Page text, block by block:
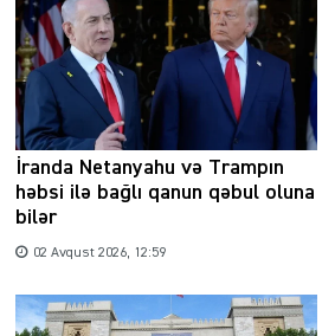
İranda Netanyahu və Trampın
həbsi ilə bağlı qanun qəbul oluna
bilər
02 Avqust 2026, 12:59